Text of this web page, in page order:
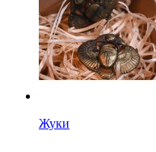
Жуки